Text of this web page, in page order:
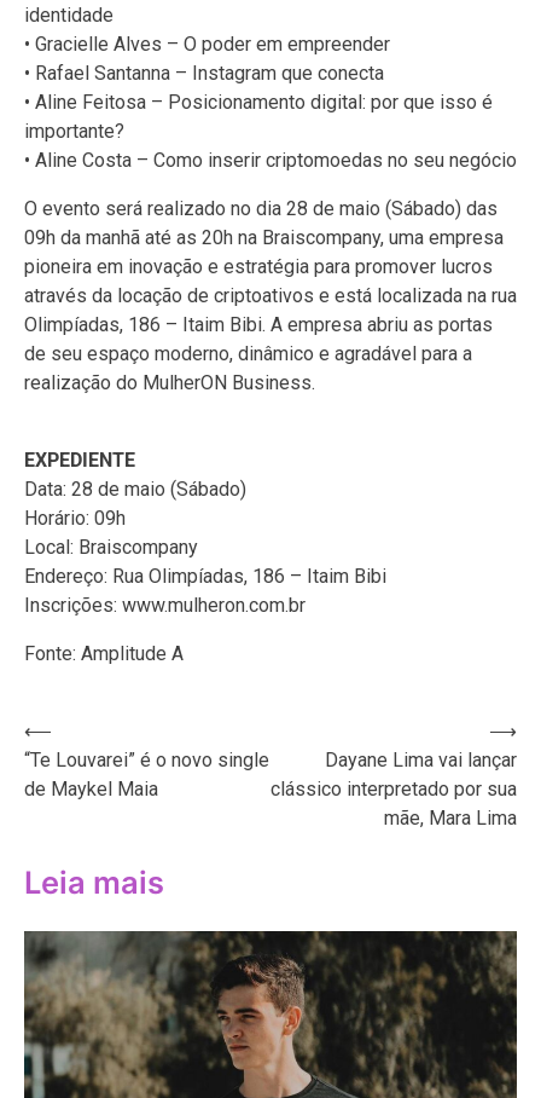
identidade
• Gracielle Alves – O poder em empreender
• Rafael Santanna – Instagram que conecta
• Aline Feitosa – Posicionamento digital: por que isso é
importante?
• Aline Costa – Como inserir criptomoedas no seu negócio
O evento será realizado no dia 28 de maio (Sábado) das
09h da manhã até as 20h na Braiscompany, uma empresa
pioneira em inovação e estratégia para promover lucros
através da locação de criptoativos e está localizada na rua
Olimpíadas, 186 – Itaim Bibi. A empresa abriu as portas
de seu espaço moderno, dinâmico e agradável para a
realização do MulherON Business.
EXPEDIENTE
Data: 28 de maio (Sábado)
Horário: 09h
Local: Braiscompany
Endereço: Rua Olimpíadas, 186 – Itaim Bibi
Inscrições: www.mulheron.com.br
Fonte: Amplitude A
Navegação
de
⟵
“Te Louvarei” é o novo single
de Maykel Maia
Dayane Lima vai lançar
clássico interpretado por sua
mãe, Mara Lima
⟶
Leia mais